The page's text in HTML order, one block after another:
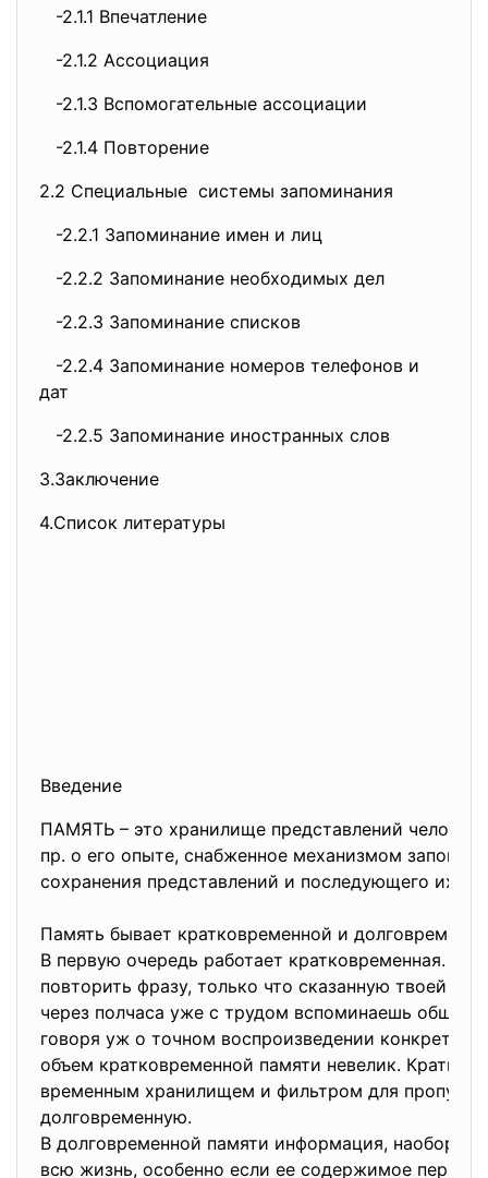
-2.1.1 Впечатление
-2.1.2 Ассоциация
-2.1.3 Вспомогательные ассоциации
-2.1.4 Повторение
2.2 Специальные системы запоминания
-2.2.1 Запоминание имен и лиц
-2.2.2 Запоминание необходимых дел
-2.2.3 Запоминание списков
-2.2.4 Запоминание номеров телефонов и
дат
-2.2.5 Запоминание иностранных слов
3.Заключение
4.Список литературы
Введение
ПАМЯТЬ – это хранилище представлений
пр. о его опыте, снабженное механизмом
сохранения представлений и последующего их
Память бывает кратковременной и
В первую очередь работает кратковременная.
повторить фразу, только что сказанную твоей
через полчаса уже с трудом вспоминаешь общий
говоря уж о точном воспроизведении конкретных
объем кратковременной памяти невелик.
временным хранилищем и фильтром для
долговременную.
В долговременной памяти информация, наоборот,
всю жизнь, особенно если ее содержимое